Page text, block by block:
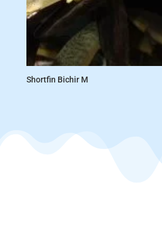
Shortfin Bichir M